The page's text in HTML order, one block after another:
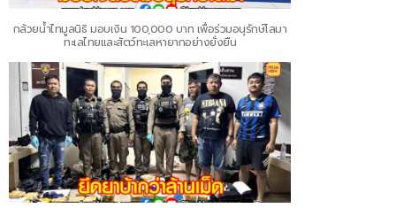
กล้วยน้ำไทมูลนิธิ มอบเงิน 100,000 บาท เพื่อร่วมอนุรักษ์โลมา
ทะเลไทยและสัตว์ทะเลหายากอย่างยั่งยืน